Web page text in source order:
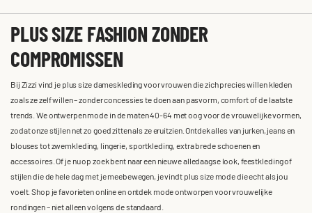
PLUS SIZE FASHION ZONDER
COMPROMISSEN
Bij Zizzi vind je plus size dameskleding voor vrouwen die zich precies willen kleden
zoals ze zelf willen – zonder concessies te doen aan pasvorm, comfort of de laatste
trends. We ontwerpen mode in de maten 40-64 met oog voor de vrouwelijke vormen,
zodat onze stijlen net zo goed zitten als ze eruitzien. Ontdek alles van jurken, jeans en
blouses tot zwemkleding, lingerie, sportkleding, extra brede schoenen en
accessoires. Of je nu op zoek bent naar een nieuwe alledaagse look, feestkleding of
stijlen die de hele dag met je meebewegen, je vindt plus size mode die echt als jou
voelt. Shop je favorieten online en ontdek mode ontworpen voor vrouwelijke
rondingen – niet alleen volgens de standaard.